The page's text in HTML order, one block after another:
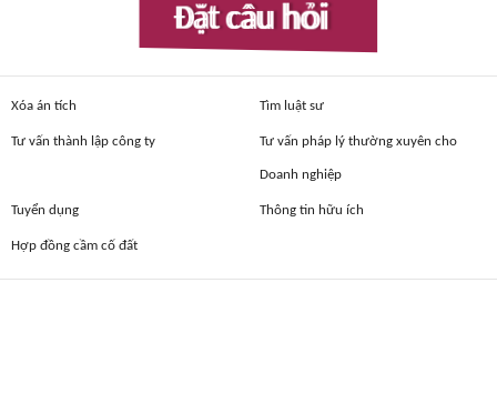
Đặt câu hỏi
Xóa án tích Tìm luật sư
Tư vấn thành lập công ty Tư vấn pháp lý thường xuyên cho
Doanh nghiệp
Tuyển dụng Thông tin hữu ích
Hợp đồng cầm cố đất